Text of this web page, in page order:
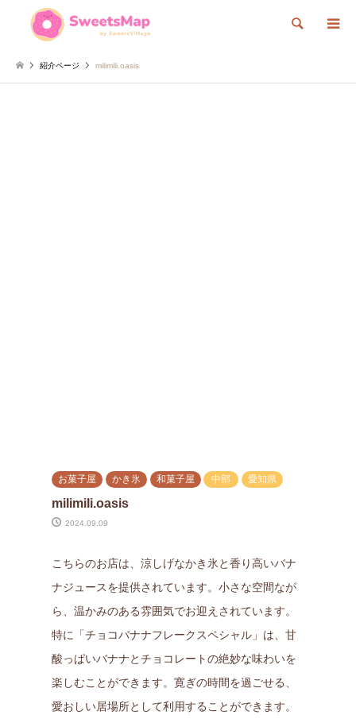
検索
紹介ページ milimili.oasis
お菓子屋 かき氷 和菓子屋 中部 愛知県
milimili.oasis
2024.09.09
こちらのお店は、涼しげなかき氷と香り高いバナ
ナジュースを提供されています。小さな空間なが
ら、温かみのある雰囲気でお迎えされています。
特に「チョコバナナフレークスペシャル」は、甘
酸っぱいバナナとチョコレートの絶妙な味わいを
楽しむことができます。寛ぎの時間を過ごせる、
愛おしい居場所として利用することができます。